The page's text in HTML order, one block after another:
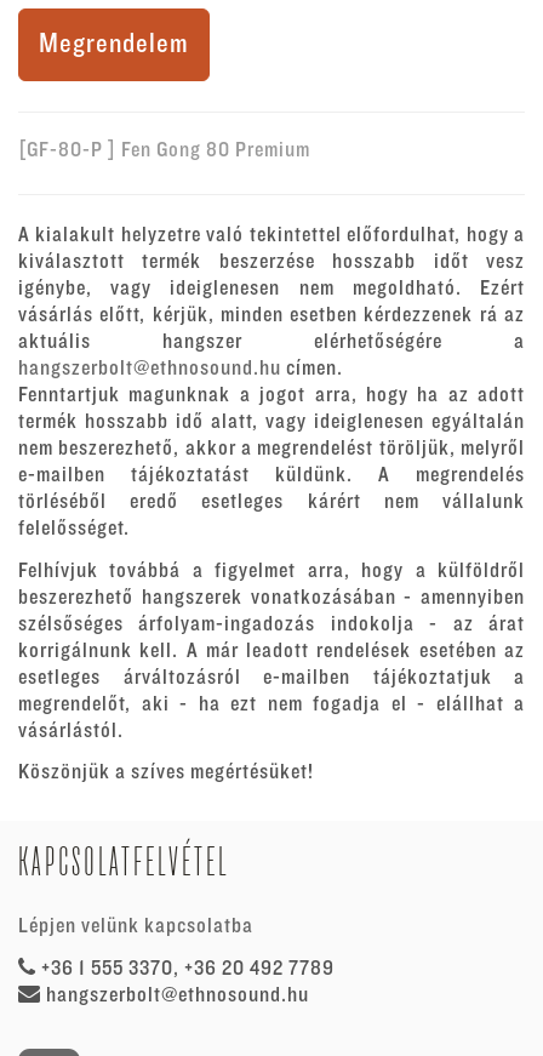
Megrendelem
[GF-80-P ] Fen Gong 80 Premium
A kialakult helyzetre való tekintettel előfordulhat, hogy a
kiválasztott termék beszerzése hosszabb időt vesz
igénybe, vagy ideiglenesen nem megoldható. Ezért
vásárlás előtt, kérjük, minden esetben kérdezzenek rá az
aktuális hangszer elérhetőségére a
hangszerbolt@ethnosound.hu címen.
Fenntartjuk magunknak a jogot arra, hogy ha az adott
termék hosszabb idő alatt, vagy ideiglenesen egyáltalán
nem beszerezhető, akkor a megrendelést töröljük, melyről
e-mailben tájékoztatást küldünk. A megrendelés
törléséből eredő esetleges kárért nem vállalunk
felelősséget.
Felhívjuk továbbá a figyelmet arra, hogy a külföldről
beszerezhető hangszerek vonatkozásában - amennyiben
szélsőséges árfolyam-ingadozás indokolja - az árat
korrigálnunk kell. A már leadott rendelések esetében az
esetleges árváltozásról e-mailben tájékoztatjuk a
megrendelőt, aki - ha ezt nem fogadja el - elállhat a
vásárlástól.
Köszönjük a szíves megértésüket!
KAPCSOLATFELVÉTEL
Lépjen velünk kapcsolatba
+36 1 555 3370, +36 20 492 7789
hangszerbolt@ethnosound.hu